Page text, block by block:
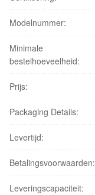
Modelnummer:
Minimale
bestelhoeveelheid:
Prijs:
Packaging Details:
Levertijd:
Betalingsvoorwaarden:
Leveringscapaciteit: